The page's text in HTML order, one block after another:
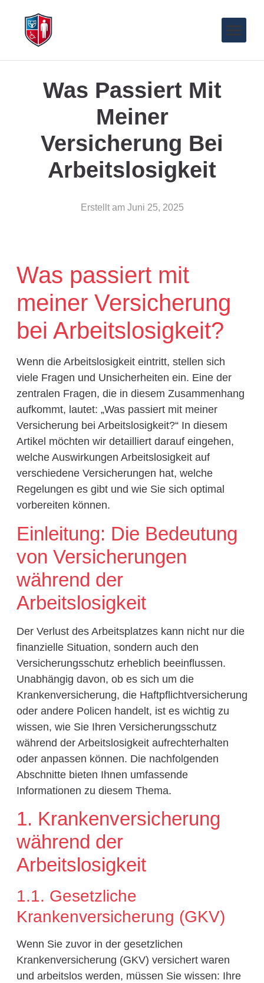
Was Passiert Mit
Meiner
Versicherung Bei
Arbeitslosigkeit
Erstellt am Juni 25, 2025
Was passiert mit
meiner Versicherung
bei Arbeitslosigkeit?
Wenn die Arbeitslosigkeit eintritt, stellen sich
viele Fragen und Unsicherheiten ein. Eine der
zentralen Fragen, die in diesem Zusammenhang
aufkommt, lautet: „Was passiert mit meiner
Versicherung bei Arbeitslosigkeit?“ In diesem
Artikel möchten wir detailliert darauf eingehen,
welche Auswirkungen Arbeitslosigkeit auf
verschiedene Versicherungen hat, welche
Regelungen es gibt und wie Sie sich optimal
vorbereiten können.
Einleitung: Die Bedeutung
von Versicherungen
während der
Arbeitslosigkeit
Der Verlust des Arbeitsplatzes kann nicht nur die
finanzielle Situation, sondern auch den
Versicherungsschutz erheblich beeinflussen.
Unabhängig davon, ob es sich um die
Krankenversicherung, die Haftpflichtversicherung
oder andere Policen handelt, ist es wichtig zu
wissen, wie Sie Ihren Versicherungsschutz
während der Arbeitslosigkeit aufrechterhalten
oder anpassen können. Die nachfolgenden
Abschnitte bieten Ihnen umfassende
Informationen zu diesem Thema.
1. Krankenversicherung
während der
Arbeitslosigkeit
1.1. Gesetzliche
Krankenversicherung (GKV)
Wenn Sie zuvor in der gesetzlichen
Krankenversicherung (GKV) versichert waren
und arbeitslos werden, müssen Sie wissen: Ihre